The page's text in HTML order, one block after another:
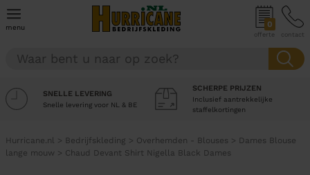
menu 0
offerte contact
SNELLE LEVERING
Snelle levering voor NL & BE
SCHERPE PRIJZEN
Inclusief aantrekkelijke
staffelkortingen
Hurricane.nl > Bedrijfskleding > Overhemden - Blouses > Dames Blouse
lange mouw > Chaud Devant Shirt Nigella Black Dames